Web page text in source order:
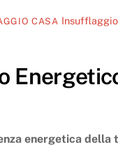
CASA Insufflaggio
energetica della